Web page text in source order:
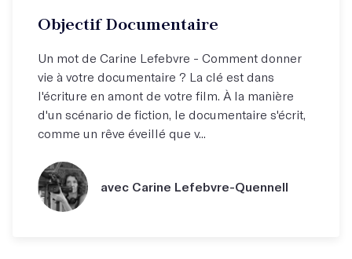
Objectif Documentaire
Un mot de Carine Lefebvre - Comment donner
vie à votre documentaire ? La clé est dans
l'écriture en amont de votre film. À la manière
d'un scénario de fiction, le documentaire s'écrit,
comme un rêve éveillé que v...
avec Carine Lefebvre-Quennell